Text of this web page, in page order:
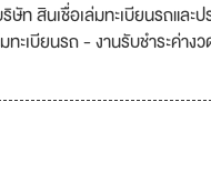
ท สินเชื่อเล่มทะเบียนรถแล
ทะเบียนรถ - งานรับชำระค่า